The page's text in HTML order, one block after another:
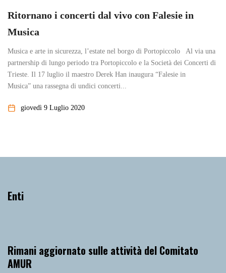
Ritornano i concerti dal vivo con Falesie in
Musica
Musica e arte in sicurezza, l’estate nel borgo di Portopiccolo Al via una
partnership di lungo periodo tra Portopiccolo e la Società dei Concerti di
Trieste. Il 17 luglio il maestro Derek Han inaugura “Falesie in
Musica” una rassegna di undici concerti...
giovedì 9 Luglio 2020
Enti
Rimani aggiornato sulle attività del Comitato
AMUR